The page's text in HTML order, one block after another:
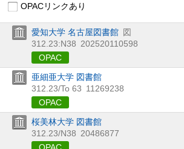
OPACリンクあり
愛知大学 名古屋図書館 図
312.23:N38 202520110598
OPAC
亜細亜大学 図書館
312.23/To 63 11269238
OPAC
桜美林大学 図書館
312.23/N38 20486877
OPAC